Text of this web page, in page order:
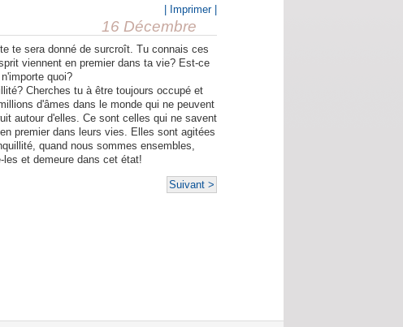
| Imprimer |
16 Décembre
te sera donné de surcroît. Tu connais ces
viennent en premier dans ta vie? Est-ce
quoi?
Cherches tu à être toujours occupé et
d'âmes dans le monde qui ne peuvent
autour d'elles. Ce sont celles qui ne savent
premier dans leurs vies. Elles sont agitées
quand nous sommes ensembles,
et demeure dans cet état!
Suivant >